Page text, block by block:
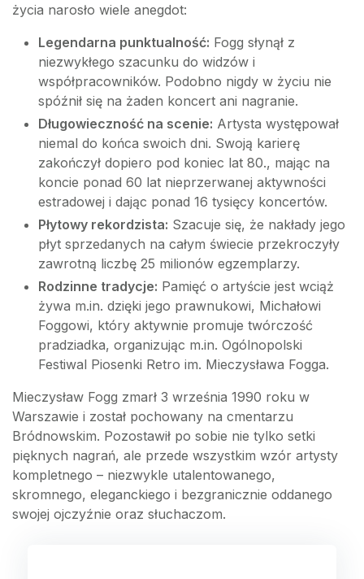
życia narosło wiele anegdot:
Legendarna punktualność: Fogg słynął z
niezwykłego szacunku do widzów i
współpracowników. Podobno nigdy w życiu nie
spóźnił się na żaden koncert ani nagranie.
Długowieczność na scenie: Artysta występował
niemal do końca swoich dni. Swoją karierę
zakończył dopiero pod koniec lat 80., mając na
koncie ponad 60 lat nieprzerwanej aktywności
estradowej i dając ponad 16 tysięcy koncertów.
Płytowy rekordzista: Szacuje się, że nakłady jego
płyt sprzedanych na całym świecie przekroczyły
zawrotną liczbę 25 milionów egzemplarzy.
Rodzinne tradycje: Pamięć o artyście jest wciąż
żywa m.in. dzięki jego prawnukowi, Michałowi
Foggowi, który aktywnie promuje twórczość
pradziadka, organizując m.in. Ogólnopolski
Festiwal Piosenki Retro im. Mieczysława Fogga.
Mieczysław Fogg zmarł 3 września 1990 roku w
Warszawie i został pochowany na cmentarzu
Bródnowskim. Pozostawił po sobie nie tylko setki
pięknych nagrań, ale przede wszystkim wzór artysty
kompletnego – niezwykle utalentowanego,
skromnego, eleganckiego i bezgranicznie oddanego
swojej ojczyźnie oraz słuchaczom.